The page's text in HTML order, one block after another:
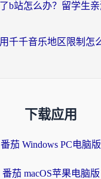
下载应用
番茄 Windows PC电脑版
番茄 macOS苹果电脑版